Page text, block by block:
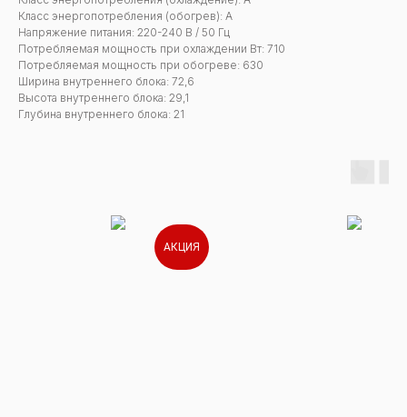
Класс энергопотребления (обогрев): А
Напряжение питания: 220-240 В / 50 Гц
Потребляемая мощность при охлаждении Вт: 710
Потребляемая мощность при обогреве: 630
Ширина внутреннего блока: 72,6
Высота внутреннего блока: 29,1
Глубина внутреннего блока: 21
АКЦИЯ